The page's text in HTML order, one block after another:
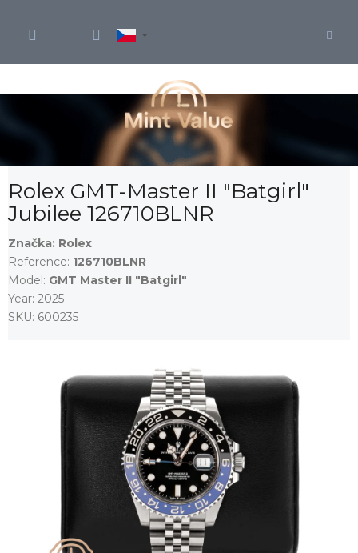
obsah
Rolex GMT-Master II "Batgirl"
Jubilee 126710BLNR
Značka: Rolex
Reference: 126710BLNR
Model: GMT Master II "Batgirl"
Year: 2025
SKU: 600235